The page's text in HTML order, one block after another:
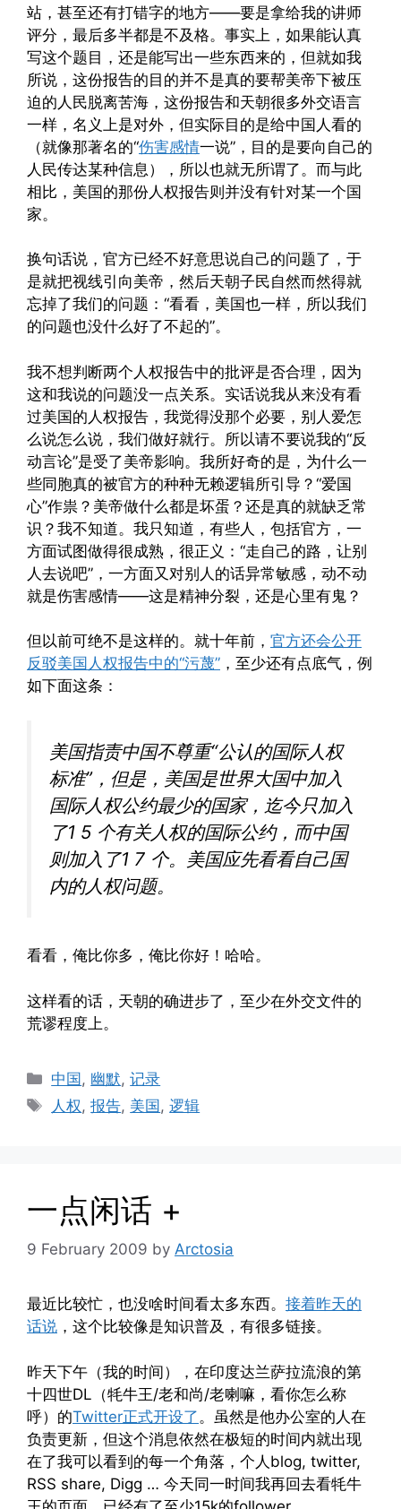
站，甚至还有打错字的地方——要是拿给我的讲师
评分，最后多半都是不及格。事实上，如果能认真
写这个题目，还是能写出一些东西来的，但就如我
所说，这份报告的目的并不是真的要帮美帝下被压
迫的人民脱离苦海，这份报告和天朝很多外交语言
一样，名义上是对外，但实际目的是给中国人看的
（就像那著名的“伤害感情一说”，目的是要向自己的
人民传达某种信息），所以也就无所谓了。而与此
相比，美国的那份人权报告则并没有针对某一个国
家。
换句话说，官方已经不好意思说自己的问题了，于
是就把视线引向美帝，然后天朝子民自然而然得就
忘掉了我们的问题：“看看，美国也一样，所以我们
的问题也没什么好了不起的”。
我不想判断两个人权报告中的批评是否合理，因为
这和我说的问题没一点关系。实话说我从来没有看
过美国的人权报告，我觉得没那个必要，别人爱怎
么说怎么说，我们做好就行。所以请不要说我的“反
动言论”是受了美帝影响。我所好奇的是，为什么一
些同胞真的被官方的种种无赖逻辑所引导？“爱国
心”作祟？美帝做什么都是坏蛋？还是真的就缺乏常
识？我不知道。我只知道，有些人，包括官方，一
方面试图做得很成熟，很正义：“走自己的路，让别
人去说吧”，一方面又对别人的话异常敏感，动不动
就是伤害感情——这是精神分裂，还是心里有鬼？
但以前可绝不是这样的。就十年前， 官方还会公开
反驳美国人权报告中的“污蔑” ，至少还有点底气，例
如下面这条：
美国指责中国不尊重“公认的国际人权
标准”，但是，美国是世界大国中加入
国际人权公约最少的国家，迄今只加入
了1 5 个有关人权的国际公约，而中国
则加入了1 7 个。美国应先看看自己国
内的人权问题。
看看，俺比你多，俺比你好！哈哈。
这样看的话，天朝的确进步了，至少在外交文件的
荒谬程度上。
Categories
中国, 幽默,记录
Tags
人权 ,报告, 美国,逻辑
一点闲话 +
9 February 2009 by Arctosia
最近比较忙，也没啥时间看太多东西。 接着昨天的
话说 ，这个比较像是知识普及，有很多链接。
昨天下午（我的时间），在印度达兰萨拉流浪的第
十四世DL（牦牛王/老和尚/老喇嘛，看你怎么称
呼）的Twitter正式开设了 。虽然是他办公室的人在
负责更新，但这个消息依然在极短的时间内就出现
在了我可以看到的每一个角落，个人blog, twitter,
RSS share, Digg … 今天同一时间我再回去看牦牛